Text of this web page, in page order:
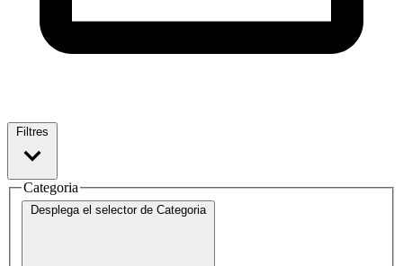
Filtres
Categoria
Desplega el selector de Categoria